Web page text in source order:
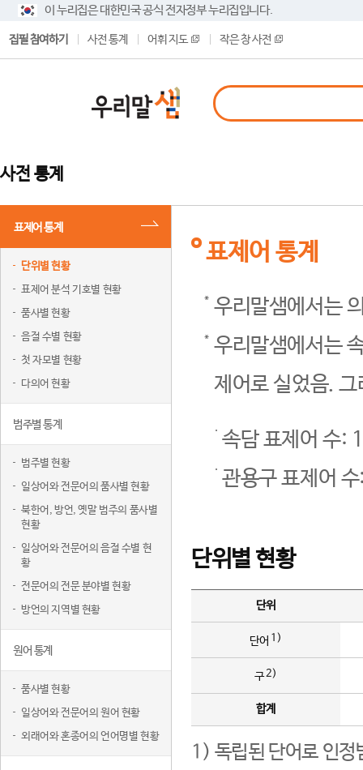
이 누리집은 대한민국 공식 전자정부 누리집입니다.
집필 참여하기 사전 통계 어휘 지도 작은 창 사전
사전 통계
표제어 통계
단위별 현황
표제어 분석 기호별 현황
품사별 현황
음절 수별 현황
첫 자모별 현황
다의어 현황
범주별 통계
범주별 현황
일상어와 전문어의 품사별 현황
북한어, 방언, 옛말 범주의 품사별
현황
일상어와 전문어의 음절 수별 현
황
전문어의 전문 분야별 현황
방언의 지역별 현황
원어 통계
품사별 현황
일상어와 전문어의 원어 현황
외래어와 혼종어의 언어명별 현황
표제어 통계
우리말샘에서는
우리말샘에서는
제어로 실었음.
속담 표제어 수:
관용구 표제어
단위별 현황
단위
단어 1)
구2)
합계
1) 독립된 단어로 인정